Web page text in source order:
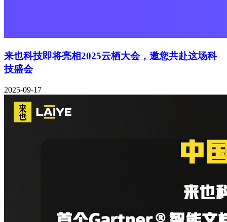
来也科技即将亮相2025云栖大会，邀您共赴这场科
技盛会
2025-09-17